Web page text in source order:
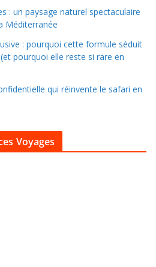
: un paysage naturel spectaculaire
Méditerranée
: pourquoi cette formule séduit
pourquoi elle reste si rare en
qui réinvente le safari en
Voyages